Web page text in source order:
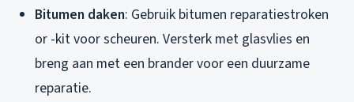
Bitumen daken: Gebruik bitumen reparatiestroken
or -kit voor scheuren. Versterk met glasvlies en
breng aan met een brander voor een duurzame
reparatie.